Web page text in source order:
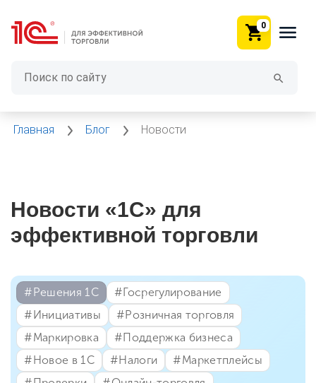
0
Главная Блог Новости
Новости «1С» для
эффективной торговли
#⁣Решения 1С
#⁣Госрегулирование
#⁣Инициативы
#⁣Розничная торговля
#⁣Маркировка
#⁣Поддержка бизнеса
#⁣Новое в 1С
#⁣Налоги
#⁣Маркетплейсы